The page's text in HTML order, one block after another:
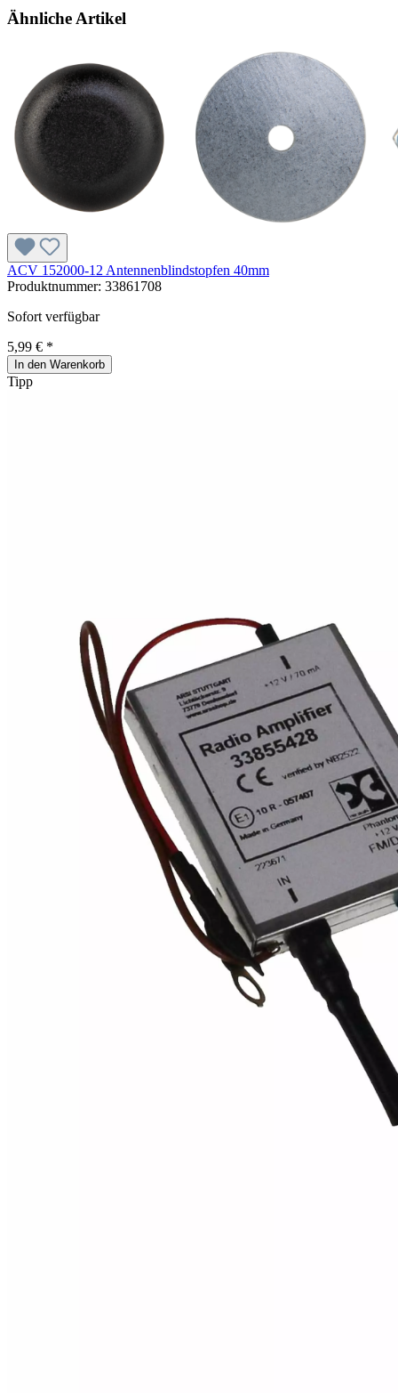
Ähnliche Artikel
ACV 152000-12 Antennenblindstopfen 40mm
Produktnummer: 33861708
Sofort verfügbar
5,99 € *
In den Warenkorb
Tipp